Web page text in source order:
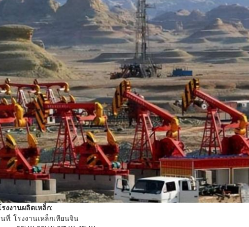
รงงานผลิตเหล็ก:
ที่: โรงงานเหล็กเทียนจิน